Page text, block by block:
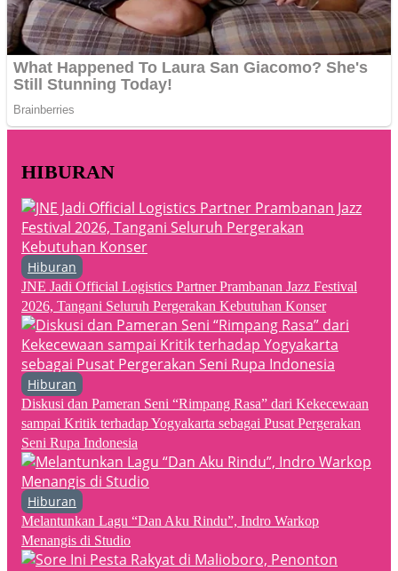
HIBURAN
Hiburan
JNE Jadi Official Logistics Partner Prambanan Jazz Festival
2026, Tangani Seluruh Pergerakan Kebutuhan Konser
Hiburan
Diskusi dan Pameran Seni “Rimpang Rasa” dari Kekecewaan
sampai Kritik terhadap Yogyakarta sebagai Pusat Pergerakan
Seni Rupa Indonesia
Hiburan
Melantunkan Lagu “Dan Aku Rindu”, Indro Warkop
Menangis di Studio